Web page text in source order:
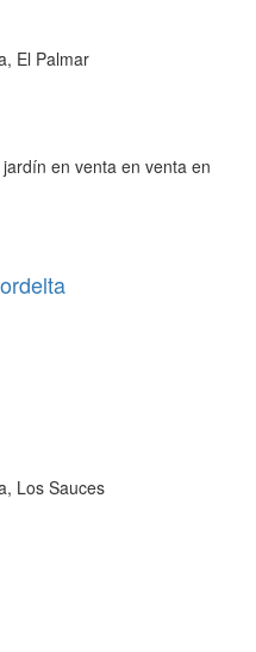
El Palmar
en venta en venta en
Los Sauces